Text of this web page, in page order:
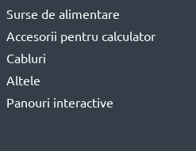
Surse de alimentare
Accesorii pentru calculator
Cabluri
Altele
Panouri interactive